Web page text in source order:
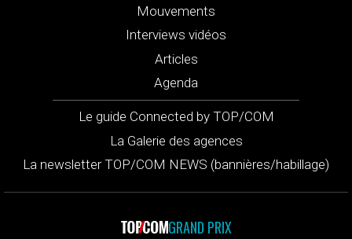
Mouvements
Interviews vidéos
Articles
Agenda
Le guide Connected by TOP/COM
La Galerie des agences
La newsletter TOP/COM NEWS (bannières/habillage)
GRAND PRIX